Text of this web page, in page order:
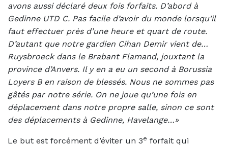
avons aussi déclaré deux fois forfaits. D’abord à
Gedinne UTD C. Pas facile d’avoir du monde lorsqu’il
faut effectuer près d’une heure et quart de route.
D’autant que notre gardien Cihan Demir vient de…
Ruysbroeck dans le Brabant Flamand, jouxtant la
province d’Anvers. Il y en a eu un second à Borussia
Loyers B en raison de blessés. Nous ne sommes pas
gâtés par notre série. On ne joue qu’une fois en
déplacement dans notre propre salle, sinon ce sont
des déplacements à Gedinne, Havelange…»
Le but est forcément d’éviter un 3e forfait qui